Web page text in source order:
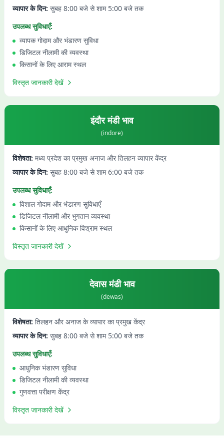
व्यापार के दिन: सुबह 8:00 बजे से शाम 5:00 बजे तक
उपलब्ध सुविधाएँ:
व्यापक गोदाम और भंडारण सुविधा
डिजिटल नीलामी की व्यवस्था
किसानों के लिए आराम स्थल
विस्तृत जानकारी देखें
इंदौरमंडी भाव
(indore)
विशेषता: मध्य प्रदेश का प्रमुख अनाज और तिलहन व्यापार केंद्र
व्यापार के दिन: सुबह 8:00 बजे से शाम 6:00 बजे तक
उपलब्ध सुविधाएँ:
विशाल गोदाम और भंडारण सुविधाएँ
डिजिटल नीलामी और भुगतान व्यवस्था
किसानों के लिए आधुनिक विश्राम स्थल
विस्तृत जानकारी देखें
देवासमंडी भाव
(dewas)
विशेषता: तिलहन और अनाज के व्यापार का प्रमुख केंद्र
व्यापार के दिन: सुबह 8:00 बजे से शाम 5:00 बजे तक
उपलब्ध सुविधाएँ:
आधुनिक भंडारण सुविधा
डिजिटल नीलामी की व्यवस्था
गुणवत्ता परीक्षण केंद्र
विस्तृत जानकारी देखें